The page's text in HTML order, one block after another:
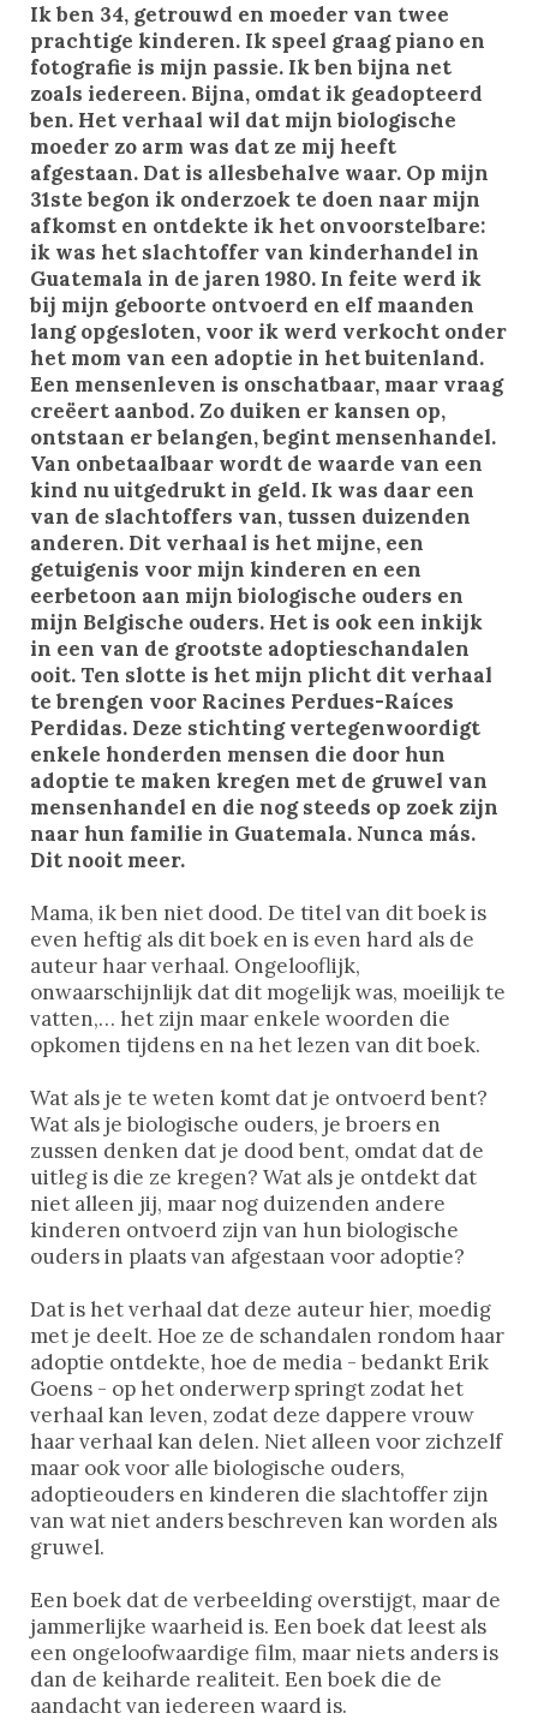
Ik ben 34, getrouwd en moeder van twee
prachtige kinderen. Ik speel graag piano en
fotografie is mijn passie. Ik ben bijna net
zoals iedereen. Bijna, omdat ik geadopteerd
ben. Het verhaal wil dat mijn biologische
moeder zo arm was dat ze mij heeft
afgestaan. Dat is allesbehalve waar. Op mijn
31ste begon ik onderzoek te doen naar mijn
afkomst en ontdekte ik het onvoorstelbare:
ik was het slachtoffer van kinderhandel in
Guatemala in de jaren 1980. In feite werd ik
bij mijn geboorte ontvoerd en elf maanden
lang opgesloten, voor ik werd verkocht onder
het mom van een adoptie in het buitenland.
Een mensenleven is onschatbaar, maar vraag
creëert aanbod. Zo duiken er kansen op,
ontstaan er belangen, begint mensenhandel.
Van onbetaalbaar wordt de waarde van een
kind nu uitgedrukt in geld. Ik was daar een
van de slachtoffers van, tussen duizenden
anderen. Dit verhaal is het mijne, een
getuigenis voor mijn kinderen en een
eerbetoon aan mijn biologische ouders en
mijn Belgische ouders. Het is ook een inkijk
in een van de grootste adoptieschandalen
ooit. Ten slotte is het mijn plicht dit verhaal
te brengen voor Racines Perdues-Raíces
Perdidas. Deze stichting vertegenwoordigt
enkele honderden mensen die door hun
adoptie te maken kregen met de gruwel van
mensenhandel en die nog steeds op zoek zijn
naar hun familie in Guatemala. Nunca más.
Dit nooit meer.
Mama, ik ben niet dood. De titel van dit boek is
even heftig als dit boek en is even hard als de
auteur haar verhaal. Ongelooflijk,
onwaarschijnlijk dat dit mogelijk was, moeilijk te
vatten,… het zijn maar enkele woorden die
opkomen tijdens en na het lezen van dit boek.
Wat als je te weten komt dat je ontvoerd bent?
Wat als je biologische ouders, je broers en
zussen denken dat je dood bent, omdat dat de
uitleg is die ze kregen? Wat als je ontdekt dat
niet alleen jij, maar nog duizenden andere
kinderen ontvoerd zijn van hun biologische
ouders in plaats van afgestaan voor adoptie?
Dat is het verhaal dat deze auteur hier, moedig
met je deelt. Hoe ze de schandalen rondom haar
adoptie ontdekte, hoe de media - bedankt Erik
Goens - op het onderwerp springt zodat het
verhaal kan leven, zodat deze dappere vrouw
haar verhaal kan delen. Niet alleen voor zichzelf
maar ook voor alle biologische ouders,
adoptieouders en kinderen die slachtoffer zijn
van wat niet anders beschreven kan worden als
gruwel.
Een boek dat de verbeelding overstijgt, maar de
jammerlijke waarheid is. Een boek dat leest als
een ongeloofwaardige film, maar niets anders is
dan de keiharde realiteit. Een boek die de
aandacht van iedereen waard is.